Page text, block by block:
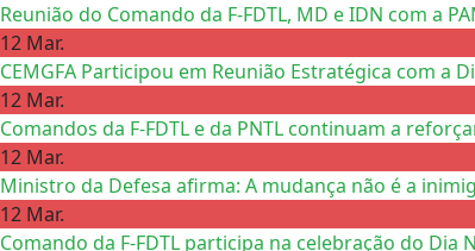
Reunião do Comando da F-FDTL, MD e IDN com a
12 Mar.
CEMGFA Participou em Reunião Estratégica com a
12 Mar.
Comandos da F-FDTL e da PNTL continuam a
12 Mar.
Ministro da Defesa afirma: A mudança não é a
12 Mar.
Comando da F-FDTL participa na celebração do Dia